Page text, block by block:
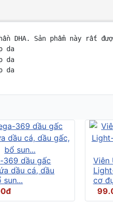
DHA. Sản phẩm này
369 dầu gấc
dầu cá, dầu
sun...
Viên
cơ